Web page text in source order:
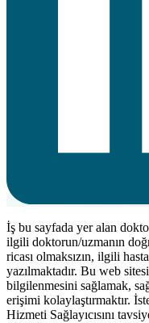
İş bu sayfada yer alan
ilgili doktorun/uzmanın
ricası olmaksızın, ilgili
yazılmaktadır. Bu web
bilgilenmesini sağlamak,
erişimi kolaylaştırmaktır.
Hizmeti Sağlayıcısını